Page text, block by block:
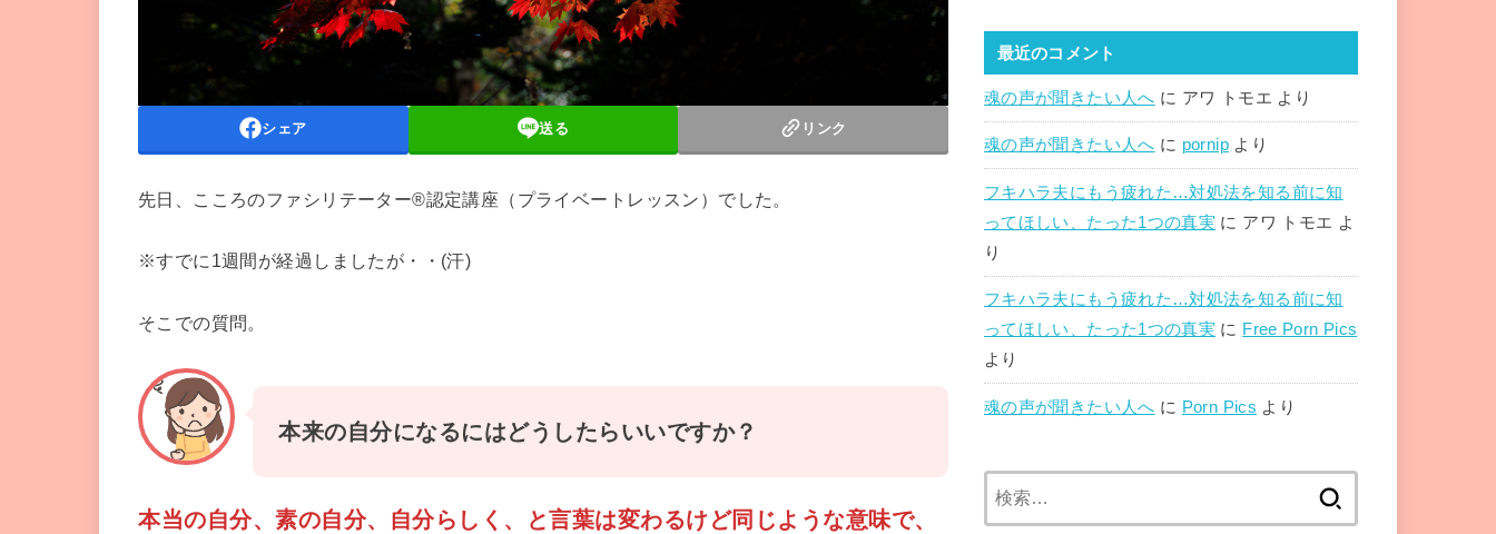
シェア 送る リンク
先日、こころのファシリテーター®認定講座（プライベートレッスン）でした。
※すでに1週間が経過しましたが・・(汗)
そこでの質問。
本来の自分になるにはどうしたらいいですか？
本当の自分、素の自分、自分らしく、と言葉は変わるけど同じような意味で、
最近のコメント
魂の声が聞きたい人へ に アワ トモエ より
魂の声が聞きたい人へ に pornipより
フキハラ夫にもう疲れた…対処法を知る前に知
ってほしい、たった1つの真実 に アワ トモエ よ
り
フキハラ夫にもう疲れた…対処法を知る前に知
ってほしい、たった1つの真実 に Free Porn Pics
より
魂の声が聞きたい人へ に Porn Pics より